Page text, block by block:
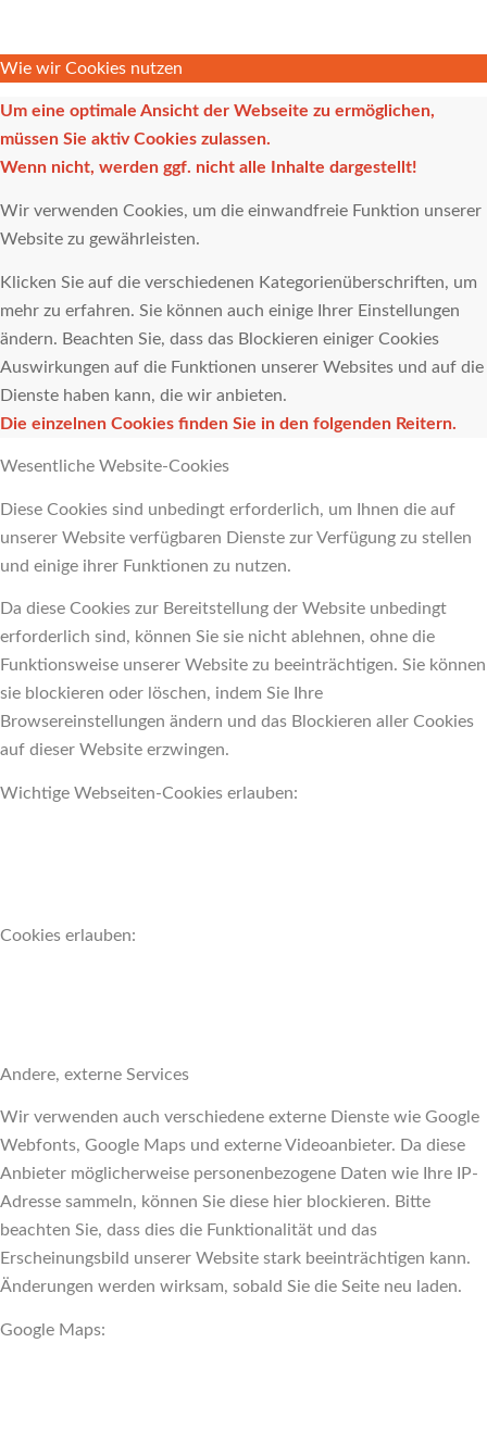
Wie wir Cookies nutzen
Um eine optimale Ansicht der Webseite zu ermöglichen,
müssen Sie aktiv Cookies zulassen.
Wenn nicht, werden ggf. nicht alle Inhalte dargestellt!
Wir verwenden Cookies, um die einwandfreie Funktion unserer
Website zu gewährleisten.
Klicken Sie auf die verschiedenen Kategorienüberschriften, um
mehr zu erfahren. Sie können auch einige Ihrer Einstellungen
ändern. Beachten Sie, dass das Blockieren einiger Cookies
Auswirkungen auf die Funktionen unserer Websites und auf die
Dienste haben kann, die wir anbieten.
Die einzelnen Cookies finden Sie in den folgenden Reitern.
Wesentliche Website-Cookies
Diese Cookies sind unbedingt erforderlich, um Ihnen die auf
unserer Website verfügbaren Dienste zur Verfügung zu stellen
und einige ihrer Funktionen zu nutzen.
Da diese Cookies zur Bereitstellung der Website unbedingt
erforderlich sind, können Sie sie nicht ablehnen, ohne die
Funktionsweise unserer Website zu beeinträchtigen. Sie können
sie blockieren oder löschen, indem Sie Ihre
Browsereinstellungen ändern und das Blockieren aller Cookies
auf dieser Website erzwingen.
Wichtige Webseiten-Cookies erlauben:
Cookies erlauben:
Andere, externe Services
Wir verwenden auch verschiedene externe Dienste wie Google
Webfonts, Google Maps und externe Videoanbieter. Da diese
Anbieter möglicherweise personenbezogene Daten wie Ihre IP-
Adresse sammeln, können Sie diese hier blockieren. Bitte
beachten Sie, dass dies die Funktionalität und das
Erscheinungsbild unserer Website stark beeinträchtigen kann.
Änderungen werden wirksam, sobald Sie die Seite neu laden.
Google Maps: